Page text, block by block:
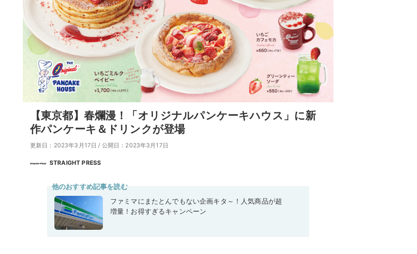
【東京都】春爛漫！「オリジナルパンケーキハウス」に新
作パンケーキ＆ドリンクが登場
更新日：2023年3月17日 / 公開日：2023年3月17日
STRAIGHT PRESS
他のおすすめ記事を読む
ファミマにまたとんでもない企画キタ～！人気商品が超
増量！お得すぎるキャンペーン